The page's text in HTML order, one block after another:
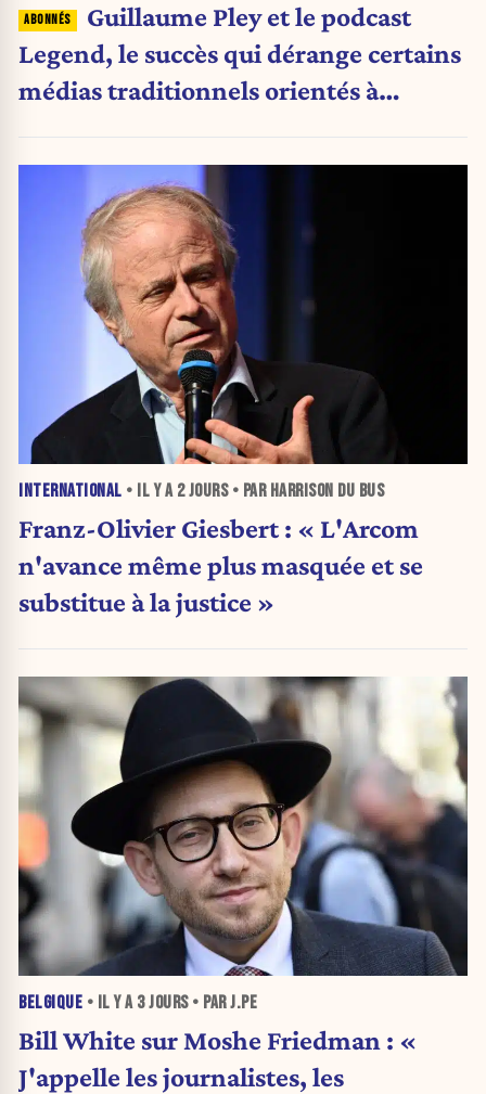
Guillaume Pley et le podcast
Legend, le succès qui dérange certains
médias traditionnels orientés à
INTERNATIONAL • IL Y A 2 JOURS• PAR HARRISON DU BUS
Franz-Olivier Giesbert : « L'Arcom
n'avance même plus masquée et se
substitue à la justice »
BELGIQUE • IL Y A 3 JOURS• PAR J.PE
Bill White sur Moshe Friedman : «
J'appelle les journalistes, les